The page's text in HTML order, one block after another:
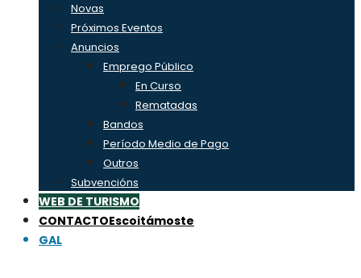
Novas
Próximos Eventos
Anuncios
Emprego Público
En Curso
Rematadas
Bandos
Período Medio de Pago
Outros
Subvencións
WEB DE TURISMO
CONTACTOEscoitámoste
GAL